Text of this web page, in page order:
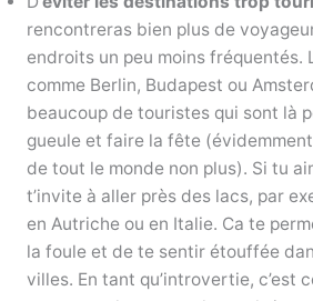
rencontreras bien plus de
endroits un peu moins fréquentés.
comme Berlin, Budapest ou
beaucoup de touristes qui sont là
gueule et faire la fête
de tout le monde non plus). Si tu
t’invite à aller près des lacs, par
en Autriche ou en Italie. Ca te
la foule et de te sentir étouffée
villes. En tant qu’introvertie, c’est